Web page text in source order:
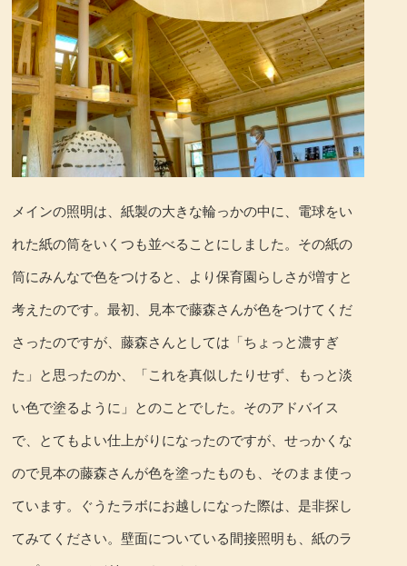
メインの照明は、紙製の大きな輪っかの中に、電球をい
れた紙の筒をいくつも並べることにしました。その紙の
筒にみんなで色をつけると、より保育園らしさが増すと
考えたのです。最初、見本で藤森さんが色をつけてくだ
さったのですが、藤森さんとしては「ちょっと濃すぎ
た」と思ったのか、「これを真似したりせず、もっと淡
い色で塗るように」とのことでした。そのアドバイス
で、とてもよい仕上がりになったのですが、せっかくな
ので見本の藤森さんが色を塗ったものも、そのまま使っ
ています。ぐうたラボにお越しになった際は、是非探し
てみてください。壁面についている間接照明も、紙のラ